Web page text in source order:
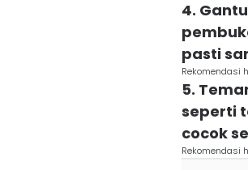
4.
pasti
Rekomendasi
5.
seperti
cocok
Rekomendasi